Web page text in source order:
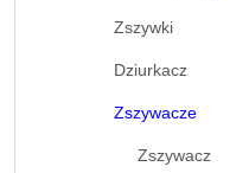
Zszywki
Dziurkacz
Zszywacze
Zszywacz